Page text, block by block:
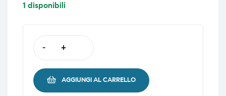
1 disponibili
- +
AGGIUNGI AL CARRELLO